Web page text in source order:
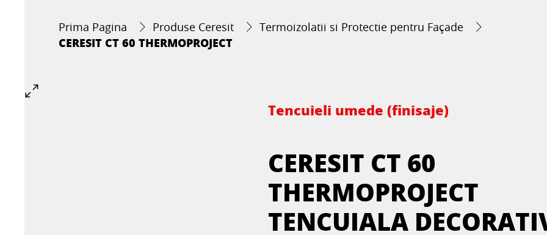
Prima Pagina Produse Ceresit Termoizolatii si Protectie pentru Façade
CERESIT CT 60 THERMOPROJECT
Tencuieli umede (finisaje)
CERESIT CT 60
THERMOPROJECT
TENCUIALA